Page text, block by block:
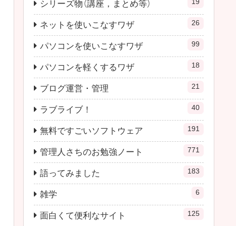
シリーズ物（講座，まとめ等） 19
ネットを使いこなすワザ 26
パソコンを使いこなすワザ 99
パソコンを軽くするワザ 18
ブログ運営・管理 21
ラブライブ！ 40
無料ですごいソフトウェア 191
管理人さちのお勉強ノート 771
語ってみました 183
雑学 6
面白くて便利なサイト 125